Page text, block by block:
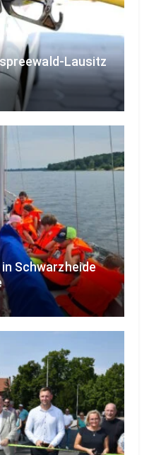
Lausitz
Schwarzheide